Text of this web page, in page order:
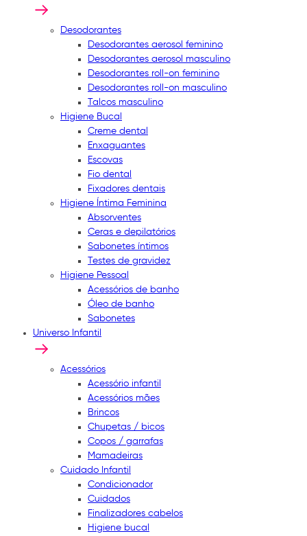
Desodorantes
Desodorantes aerosol feminino
Desodorantes aerosol masculino
Desodorantes roll-on feminino
Desodorantes roll-on masculino
Talcos masculino
Higiene Bucal
Creme dental
Enxaguantes
Escovas
Fio dental
Fixadores dentais
Higiene Íntima Feminina
Absorventes
Ceras e depilatórios
Sabonetes íntimos
Testes de gravidez
Higiene Pessoal
Acessórios de banho
Óleo de banho
Sabonetes
Universo Infantil
Acessórios
Acessório infantil
Acessórios mães
Brincos
Chupetas / bicos
Copos / garrafas
Mamadeiras
Cuidado Infantil
Condicionador
Cuidados
Finalizadores cabelos
Higiene bucal